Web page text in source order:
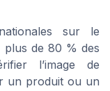
sur le
plus de 80 % des
l’image de
un produit ou un